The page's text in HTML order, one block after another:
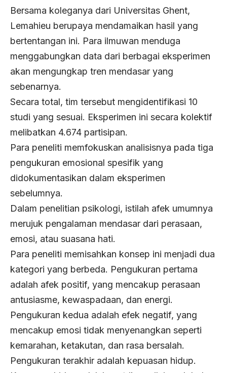
Bersama koleganya dari Universitas Ghent,
Lemahieu berupaya mendamaikan hasil yang
bertentangan ini. Para ilmuwan menduga
menggabungkan data dari berbagai eksperimen
akan mengungkap tren mendasar yang
sebenarnya.
Secara total, tim tersebut mengidentifikasi 10
studi yang sesuai. Eksperimen ini secara kolektif
melibatkan 4.674 partisipan.
Para peneliti memfokuskan analisisnya pada tiga
pengukuran emosional spesifik yang
didokumentasikan dalam eksperimen
sebelumnya.
Dalam penelitian psikologi, istilah afek umumnya
merujuk pengalaman mendasar dari perasaan,
emosi, atau suasana hati.
Para peneliti memisahkan konsep ini menjadi dua
kategori yang berbeda. Pengukuran pertama
adalah afek positif, yang mencakup perasaan
antusiasme, kewaspadaan, dan energi.
Pengukuran kedua adalah efek negatif, yang
mencakup emosi tidak menyenangkan seperti
kemarahan, ketakutan, dan rasa bersalah.
Pengukuran terakhir adalah kepuasan hidup.